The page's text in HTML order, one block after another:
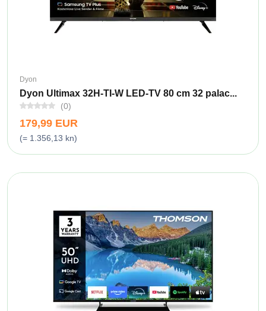
Dyon
Dyon Ultimax 32H-TI-W LED-TV 80 cm 32 palac...
(0)
179,99 EUR
(= 1.356,13 kn)